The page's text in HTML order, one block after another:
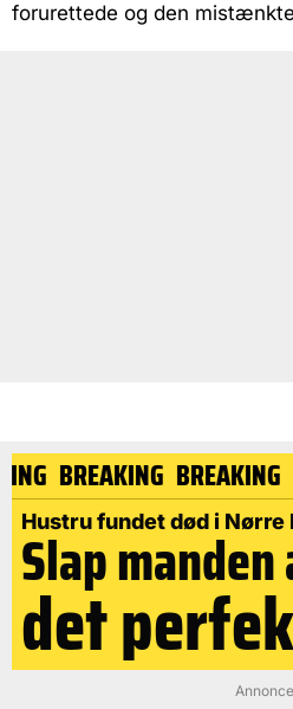
forurettede og den
BREAKING BREAKING
Hustru fundet død i Nørre
Slap
det
Annonce